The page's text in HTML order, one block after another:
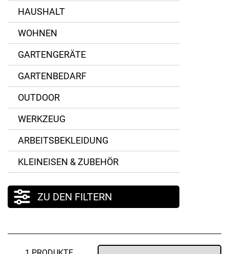
HAUSHALT
WOHNEN
GARTENGERÄTE
GARTENBEDARF
OUTDOOR
WERKZEUG
ARBEITSBEKLEIDUNG
KLEINEISEN & ZUBEHÖR
ZU DEN FILTERN